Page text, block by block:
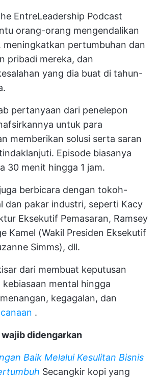
EntreLeadership Podcast
orang-orang mengendalikan
meningkatkan pertumbuhan dan
pribadi mereka, dan
yang dia buat di tahun-
pertanyaan dari penelepon
untuk para
memberikan solusi serta saran
Episode biasanya
30 menit hingga 1 jam.
berbicara dengan tokoh-
dan pakar industri, seperti Kacy
Eksekutif Pemasaran, Ramsey
Kamel (Wakil Presiden Eksekutif
Simms), dll.
dari membuat keputusan
mental hingga
kegagalan, dan
.
didengarkan
Baik Melalui Kesulitan Bisnis
Secangkir kopi yang